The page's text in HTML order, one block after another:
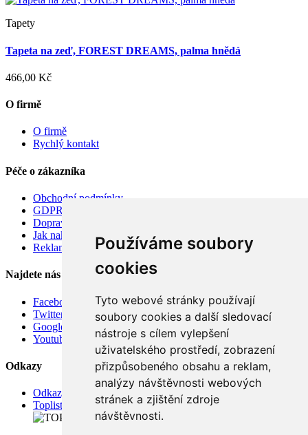
Používáme soubory
cookies
Tyto webové stránky používají
soubory cookies a další sledovací
nástroje s cílem vylepšení
uživatelského prostředí, zobrazení
přizpůsobeného obsahu a reklam,
analýzy návštěvnosti webových
stránek a zjištění zdroje
návštěvnosti.
Tapety
Tapeta na zeď, FOREST DREAMS, palma hnědá
466,00 Kč
O firmě
O firmě
Rychlý kontakt
Péče o zákazníka
Obchodní podmínky
GDPR
Doprava
Jak nakupovat
Reklamace
Najdete nás
Facebook
Twitter
Google
Youtube
Odkazy
Odkazy
Toplist